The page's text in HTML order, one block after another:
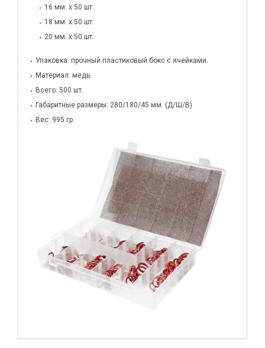
16 мм. х 50 шт.
18 мм. х 50 шт.
20 мм. х 50 шт.
Упаковка: прочный пластиковый бокс с ячейками.
Материал: медь.
Всего: 500 шт.
Габаритные размеры: 280/180/45 мм. (Д/Ш/В)
Вес: 995 гр.